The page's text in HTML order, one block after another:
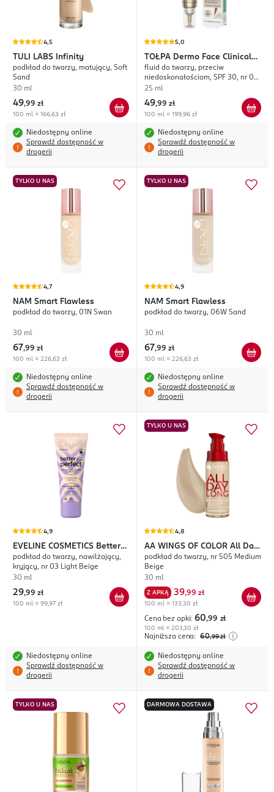
4,5
TULI LABS Infinity
podkład do twarzy, matujący, Soft
Sand
30 ml
49,99 zł
100 ml = 166,63 zł
Niedostępny online
Sprawdź dostępność w
drogerii
5,0
TOŁPA Dermo Face Clinical
Fluid.
fluid do twarzy, przeciw
niedoskonałościom, SPF 30, nr 01
Light
25 ml
49,99 zł
100 ml = 199,96 zł
Niedostępny online
Sprawdź dostępność w
drogerii
TYLKO U NAS
4,7
NAM Smart Flawless
podkład do twarzy, 01N Swan
30 ml
67,99 zł
100 ml = 226,63 zł
Niedostępny online
Sprawdź dostępność w
drogerii
TYLKO U NAS
4,9
NAM Smart Flawless
podkład do twarzy, 06W Sand
30 ml
67,99 zł
100 ml = 226,63 zł
Niedostępny online
Sprawdź dostępność w
drogerii
4,9
EVELINE COSMETICS Better
Than Perfect
podkład do twarzy, nawilżający,
kryjący, nr 03 Light Beige
30 ml
29,99 zł
100 ml = 99,97 zł
Niedostępny online
Sprawdź dostępność w
drogerii
TYLKO U NAS
4,8
AA WINGS OF COLOR All Day
Long
podkład do twarzy, nr 505 Medium
Beige
30 ml
Z APKĄ 39,99 zł
100 ml = 133,30 zł
Cena bez apki: 60,99 zł
100 ml = 203,30 zł
Najniższa cena: 60,99 zł
Niedostępny online
Sprawdź dostępność w
drogerii
TYLKO U NAS DARMOWA DOSTAWA